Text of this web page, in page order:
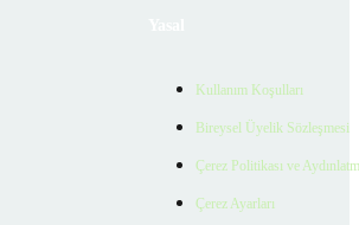
Kullanım Koşulları
Bireysel Üyelik Sözleşmesi
Çerez Politikası ve
Çerez Ayarları